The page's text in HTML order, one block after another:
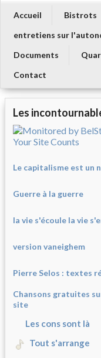
Accueil Bistrots
entretiens sur
Documents
Contact
Les
Le capitalisme est un
Guerre à la guerre
la vie s'écoule la vie
version vaneighem
Pierre Selos : textes
Chansons gratuites
site
Les cons sont là
Tout s'arrange